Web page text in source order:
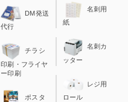
DM発送
代行
チラシ
印刷・フライヤ
ー印刷
ポスタ
名刺用
紙
名刺カ
ッター
レジ用
ロール